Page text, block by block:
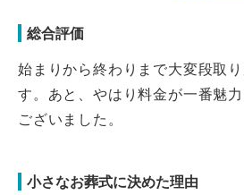
総合評価
始まりから終わりまで大変段取
す。あと、やはり料金が一番魅
ございました。
小さなお葬式に決めた理由